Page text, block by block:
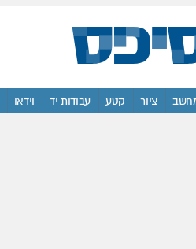
ציור קטע עבודות יד וידאו